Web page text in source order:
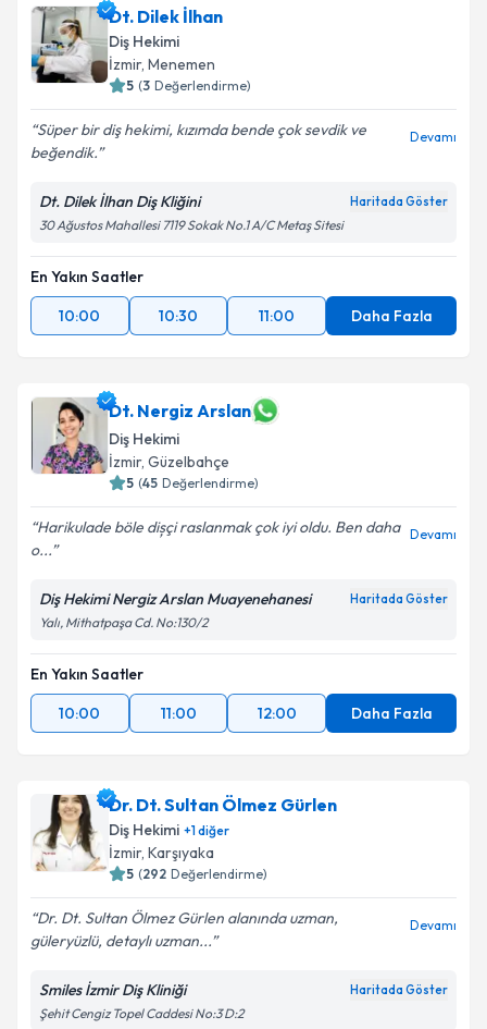
Dt. Dilek İlhan
Diş Hekimi
İzmir, Menemen
5 (3 Değerlendirme)
Süper bir diş hekimi, kızımda bende çok sevdik ve
beğendik.
Devamı
Dt. Dilek İlhan Diş Kliğini Haritada Göster
30 Ağustos Mahallesi 7119 Sokak No.1 A/C Metaş Sitesi
En Yakın Saatler
10:00
10:30 11:00 Daha Fazla
Dt. Nergiz Arslan
Diş Hekimi
İzmir, Güzelbahçe
5 (45 Değerlendirme)
Harikulade böle dișçi raslanmak çok iyi oldu. Ben daha
o...
Devamı
Diş Hekimi Nergiz Arslan Muayenehanesi Haritada Göster
Yalı, Mithatpaşa Cd. No:130/2
En Yakın Saatler
10:00
11:00 12:00 Daha Fazla
Dr. Dt. Sultan Ölmez Gürlen
Diş Hekimi +1diğer
İzmir, Karşıyaka
5 (292 Değerlendirme)
Dr. Dt. Sultan Ölmez Gürlen alanında uzman,
güleryüzlü, detaylı uzman...
Devamı
Smiles İzmir Diş Kliniği Haritada Göster
Şehit Cengiz Topel Caddesi No:3 D:2